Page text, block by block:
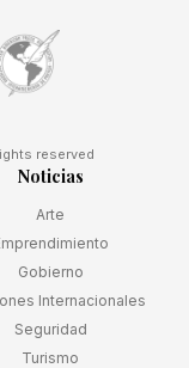
reserved
Noticias
Arte
Gobierno
Internacionales
Seguridad
Turismo